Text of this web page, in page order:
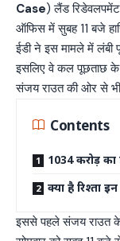
Case) लैंड
ऑफिस में सुबह 11 बजे
ईडी ने इस मामले में लंबी
इसलिए वे कल पूछताछ के
संजय राउत की ओर से भी
Contents
1034 करोड़ का
क्या है रिश्ता
इससे पहले संजय राउत के